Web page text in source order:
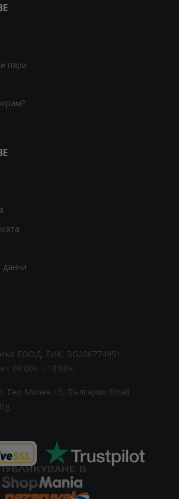
пари
ЕООД, ЕИК: BG206774951
09:00ч. - 18:00ч.
Гео Милев 15, България Email: